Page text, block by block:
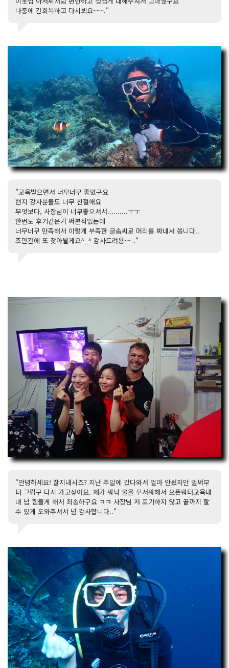
나중에 간회복하고 다시뵈요~~~."
"교육받으면서 너무너무 좋았구요
현지 강사분들도 너무 친절해요
무엇보다, 사장님이 너무좋으셔서..........ㅜㅜ
한번도 후기같은거 써본적없는데
너무너무 만족해서 이렇게 부족한 글솜씨로 머리를 짜내서 씁니다..
조만간에 또 찾아뵐게요^_^ 감사드려용~~ ."
"안녕하세요! 잘지내시죠? 지난 주말에 갔다와서 얼마 안됬지만 벌써부
터 그립구 다시 가고싶어요. 제가 워낙 물을 무서워해서 오픈워터교육내
내 넘 힘들게 해서 죄송하구요 ㅋㅋ 사장님 저 포기하지 않고 끝까지 할
수 있게 도와주셔서 넘 감사합니다.."